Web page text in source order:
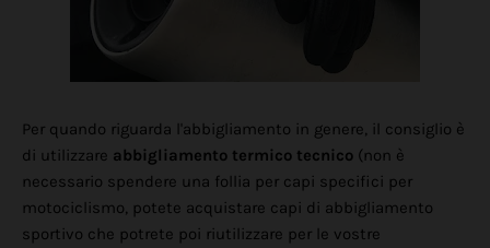
Per quando riguarda l'abbigliamento in genere, il consiglio è
di utilizzare abbigliamento termico tecnico (non è
necessario spendere una follia per capi specifici per
motociclismo, potete acquistare capi di abbigliamento
sportivo che potrete poi riutilizzare per le vostre